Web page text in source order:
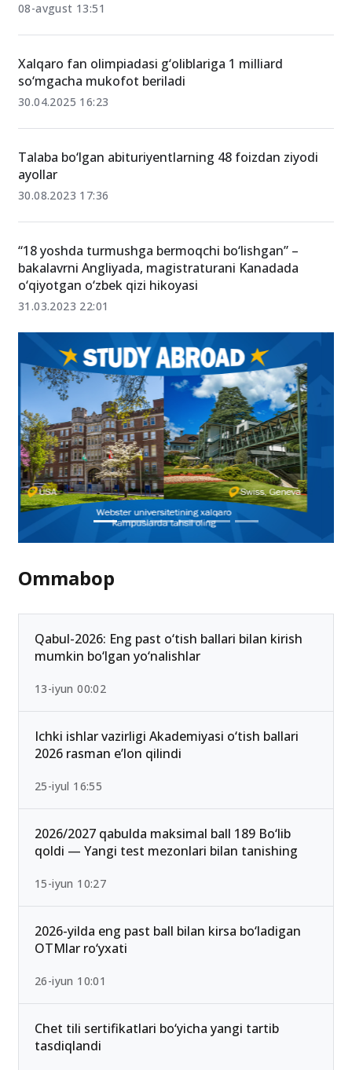
08-avgust 13:51
Xalqaro fan olimpiadasi g‘oliblariga 1 milliard
so‘mgacha mukofot beriladi
30.04.2025 16:23
Talaba bo‘lgan abituriyentlarning 48 foizdan ziyodi
ayollar
30.08.2023 17:36
“18 yoshda turmushga bermoqchi bo‘lishgan” –
bakalavrni Angliyada, magistraturani Kanadada
o‘qiyotgan o‘zbek qizi hikoyasi
31.03.2023 22:01
Ommabop
Qabul-2026: Eng past o‘tish ballari bilan kirish
mumkin bo‘lgan yo‘nalishlar
13-iyun 00:02
Ichki ishlar vazirligi Akademiyasi o‘tish ballari
2026 rasman e’lon qilindi
25-iyul 16:55
2026/2027 qabulda maksimal ball 189 Bo‘lib
qoldi — Yangi test mezonlari bilan tanishing
15-iyun 10:27
2026-yilda eng past ball bilan kirsa bo‘ladigan
OTMlar ro‘yxati
26-iyun 10:01
Chet tili sertifikatlari bo‘yicha yangi tartib
tasdiqlandi